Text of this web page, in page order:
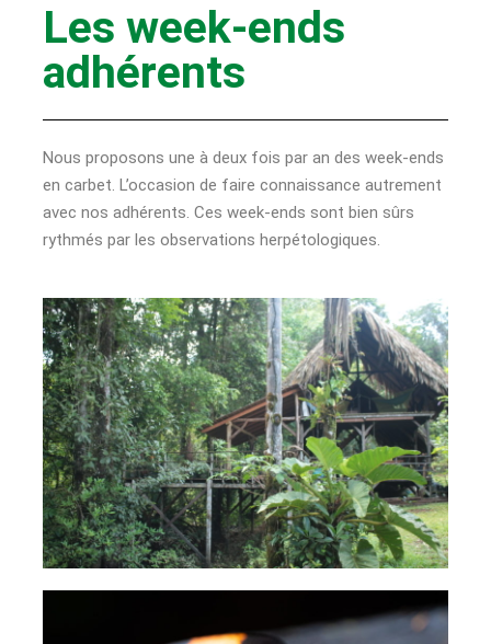
Les week-ends
adhérents
Nous proposons une à deux fois par an des week-ends
en carbet. L’occasion de faire connaissance autrement
avec nos adhérents. Ces week-ends sont bien sûrs
rythmés par les observations herpétologiques.